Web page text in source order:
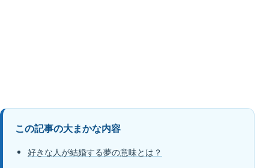
この記事の大まかな内容
好きな人が結婚する夢の意味とは？